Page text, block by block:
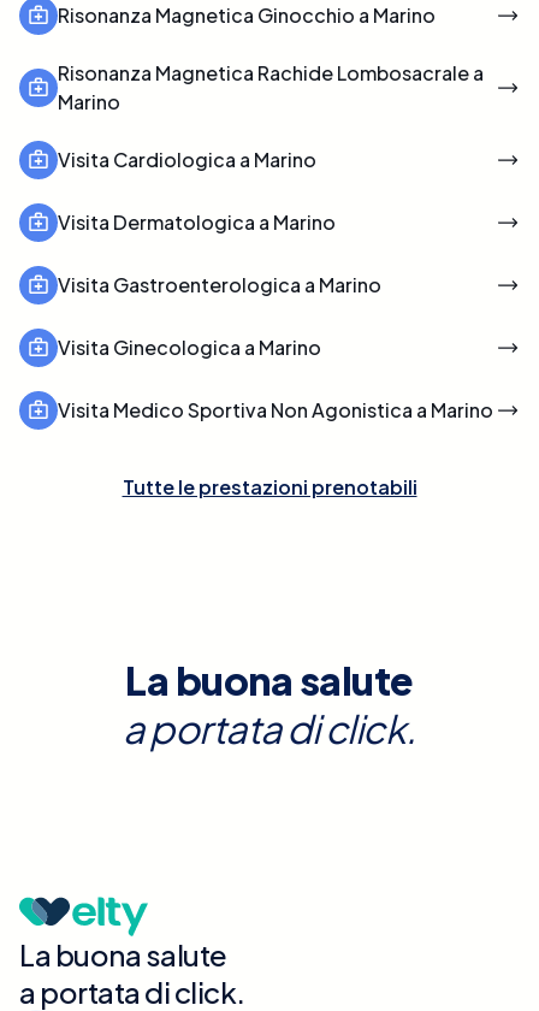
Risonanza Magnetica Ginocchio a Marino
Risonanza Magnetica Rachide Lombosacrale a
Marino
Visita Cardiologica a Marino
Visita Dermatologica a Marino
Visita Gastroenterologica a Marino
Visita Ginecologica a Marino
Visita Medico Sportiva Non Agonistica a Marino
Tutte le prestazioni prenotabili
La buona salute
a portata di click.
La buona salute
a portata di click.